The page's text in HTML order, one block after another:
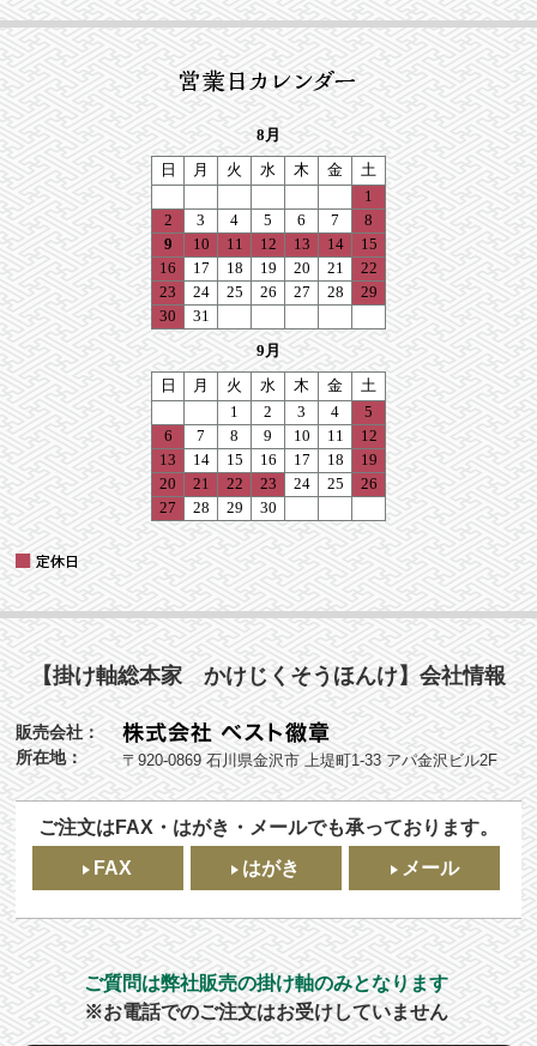
【掛け軸総本家 かけじくそうほんけ】会社情報
販売会社：
所在地：
〒920-0869 石川県金沢市 上堤町1-33 アパ金沢ビル2F
ご注文はFAX・はがき・メールでも承っております。
FAX
はがき メール
ご質問は弊社販売の掛け軸のみとなります
※お電話でのご注文はお受けしていません